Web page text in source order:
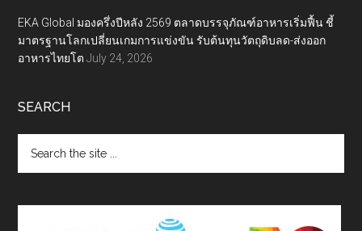
EKA Global มองครึ่งปีหลัง 2569 ตลาดบรรจุภัณฑ์อาหารเริ่มฟื้น ชี้
มาตรฐานโลกเปลี่ยนเกมการแข่งขัน รับต้นทุนวัตถุดิบลด-ส่งออก
อาหารไทยโต July 24, 2026
SEARCH
the